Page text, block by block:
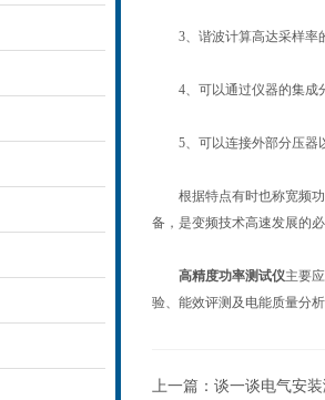
3、谐波计算高达采样率
4、可以通过仪器的集成
5、可以连接外部分压器
根据特点有时也称宽频功
备，是变频技术高速发展的
高精度功率测试仪主要
验、能效评测及电能质量分
上一篇： 谈一谈电气安